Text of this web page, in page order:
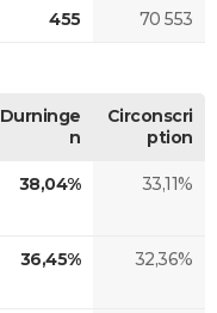
455 70 553
Durninge
n
Circonscri
ption
38,04% 33,11%
36,45% 32,36%